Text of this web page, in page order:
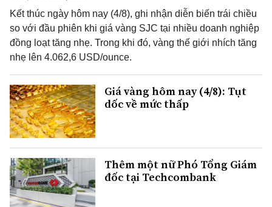
Kết thúc ngày hôm nay (4/8), ghi nhận diễn biến trái chiều
so với đầu phiên khi giá vàng SJC tại nhiều doanh nghiệp
đồng loạt tăng nhẹ. Trong khi đó, vàng thế giới nhích tăng
nhẹ lên 4.062,6 USD/ounce.
Giá vàng hôm nay (4/8): Tụt
dốc về mức thấp
Thêm một nữ Phó Tổng Giám
đốc tại Techcombank